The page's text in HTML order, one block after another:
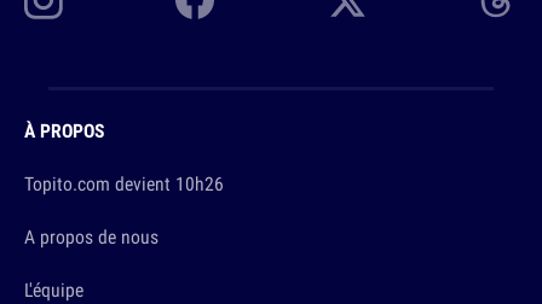
À PROPOS
Topito.com devient 10h26
A propos de nous
L'équipe